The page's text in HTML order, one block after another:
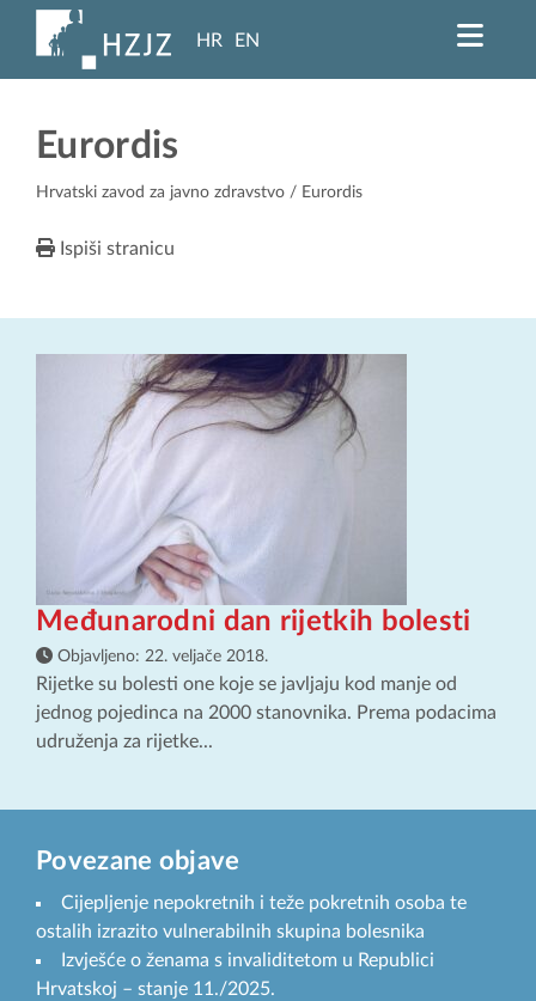
HR EN
Eurordis
Hrvatski zavod za javno zdravstvo / Eurordis
Ispiši stranicu
Međunarodni dan rijetkih bolesti
Objavljeno: 22. veljače 2018.
Rijetke su bolesti one koje se javljaju kod manje od
jednog pojedinca na 2000 stanovnika. Prema podacima
udruženja za rijetke...
Povezane objave
Cijepljenje nepokretnih i teže pokretnih osoba te
ostalih izrazito vulnerabilnih skupina bolesnika
Izvješće o ženama s invaliditetom u Republici
Hrvatskoj – stanje 11./2025.